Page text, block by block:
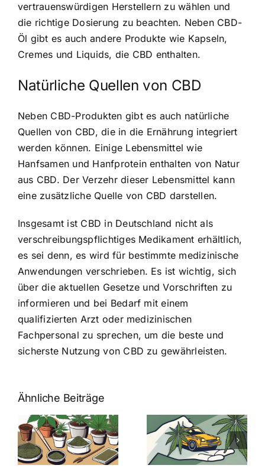
vertrauenswürdigen Herstellern zu wählen und
die richtige Dosierung zu beachten. Neben CBD-
Öl gibt es auch andere Produkte wie Kapseln,
Cremes und Liquids, die CBD enthalten.
Natürliche Quellen von CBD
Neben CBD-Produkten gibt es auch natürliche
Quellen von CBD, die in die Ernährung integriert
werden können. Einige Lebensmittel wie
Hanfsamen und Hanfprotein enthalten von Natur
aus CBD. Der Verzehr dieser Lebensmittel kann
eine zusätzliche Quelle von CBD darstellen.
Insgesamt ist CBD in Deutschland nicht als
verschreibungspflichtiges Medikament erhältlich,
es sei denn, es wird für bestimmte medizinische
Anwendungen verschrieben. Es ist wichtig, sich
über die aktuellen Gesetze und Vorschriften zu
informieren und bei Bedarf mit einem
qualifizierten Arzt oder medizinischen
Fachpersonal zu sprechen, um die beste und
sicherste Nutzung von CBD zu gewährleisten.
Ähnliche Beiträge
Neue THC-
Grenzwert-
Regelung:
Was Sie über
Cannabis und
Cannabis
Samen
kaufen: Alles
was Sie